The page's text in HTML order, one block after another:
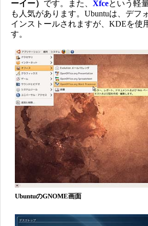
ーイー） です。また、 Xfceという軽
も人気があります。Ubuntuは、デフ
インストールされますが、KDEを使
す。
UbuntuのGNOME画面